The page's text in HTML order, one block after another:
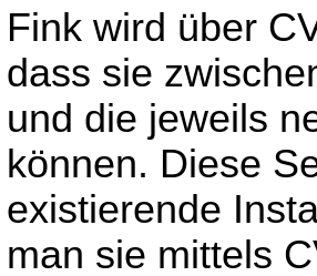
Fink wird über
dass sie
und die jeweils
können. Diese
existierende
man sie mittels